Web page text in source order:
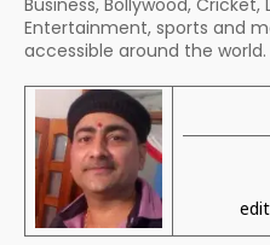
Entertainment, sports and
accessible around the world.